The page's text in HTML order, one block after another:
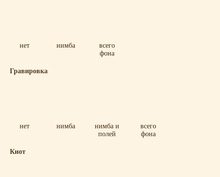
нет нимба
всего
фона
Гравировка
нет нимба
нимба и
полей
всего
фона
Киот